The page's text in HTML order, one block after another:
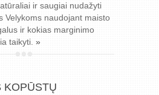
ir saugiai nudažyti
Velykoms naudojant maisto
ir kokias marginimo
taikyti. »
KOPŪSTŲ